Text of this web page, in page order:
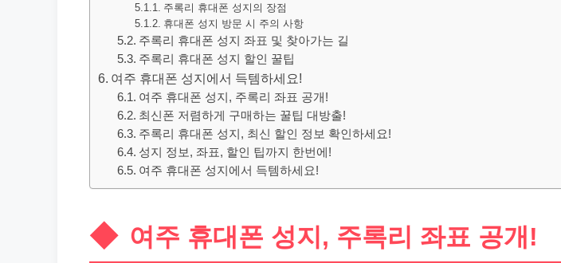
주록리 휴대폰 성지의 장점
휴대폰 성지 방문 시 주의 사항
주록리 휴대폰 성지 좌표 및 찾아가는 길
주록리 휴대폰 성지 할인 꿀팁
여주 휴대폰 성지에서 득템하세요!
여주 휴대폰 성지, 주록리 좌표 공개!
최신폰 저렴하게 구매하는 꿀팁 대방출!
주록리 휴대폰 성지, 최신 할인 정보 확인하세요!
성지 정보, 좌표, 할인 팁까지 한번에!
여주 휴대폰 성지에서 득템하세요!
여주 휴대폰 성지, 주록리 좌표 공개!